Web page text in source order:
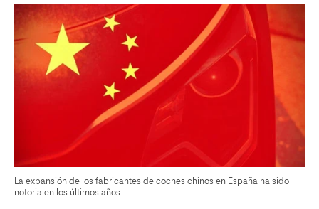
La expansión de los fabricantes de coches chinos en España ha sido
notoria en los últimos años.